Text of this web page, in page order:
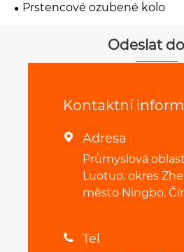
Prstencové ozubené kolo
Odeslat
Kontaktní
 Adresa
Průmyslová oblast
Luotuo, okres
město Ningbo,
 Tel